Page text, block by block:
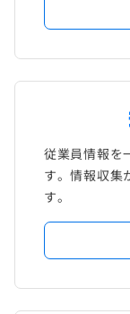
従業員情報を
す。情報収集
す。